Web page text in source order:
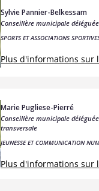
Sylvie Pannier-Belkessam
Conseillère municipale déléguée
SPORTS ET ASSOCIATIONS
Plus d'informations sur
Marie Pugliese-Pierré
Conseillère municipale
transversale
JEUNESSE ET COMMUNICATION
Plus d'informations sur